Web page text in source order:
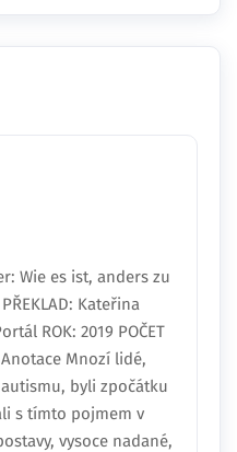
Wie es ist, anders zu
Kateřina
ROK: 2019 POČET
Anotace Mnozí lidé,
byli zpočátku
s tímto pojmem v
vysoce nadané,